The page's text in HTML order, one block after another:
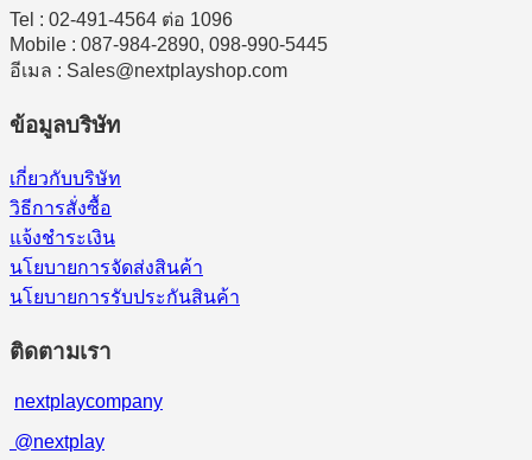
Tel : 02-491-4564 ต่อ 1096
Mobile : 087-984-2890, 098-990-5445
อีเมล : Sales@nextplayshop.com
ข้อมูลบริษัท
เกี่ยวกับบริษัท
วิธีการสั่งซื้อ
แจ้งชำระเงิน
นโยบายการจัดส่งสินค้า
นโยบายการรับประกันสินค้า
ติดตามเรา
nextplaycompany
@nextplay